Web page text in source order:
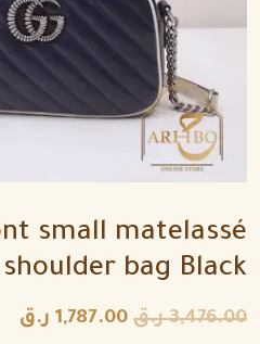
small matelassé
shoulder bag Black
3,476.00 ر.ق 1,787.00 ر.ق